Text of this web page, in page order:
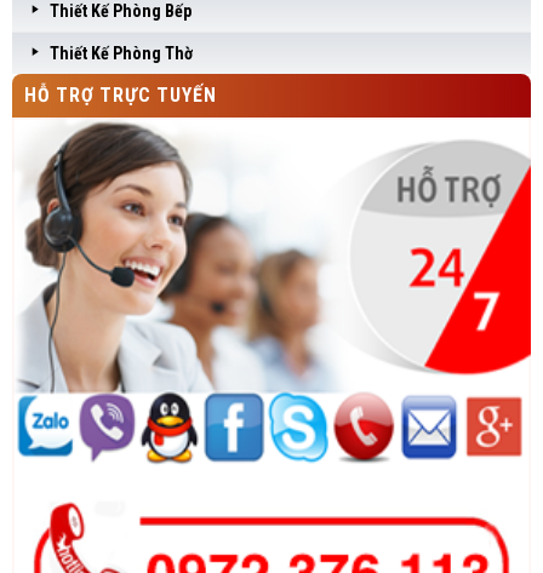
Thiết Kế Phòng Bếp
Thiết Kế Phòng Thờ
HỖ TRỢ TRỰC TUYẾN